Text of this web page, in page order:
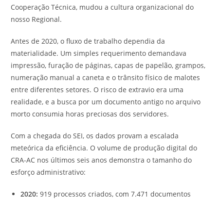
Cooperação Técnica, mudou a cultura organizacional do
nosso Regional.
Antes de 2020, o fluxo de trabalho dependia da
materialidade. Um simples requerimento demandava
impressão, furação de páginas, capas de papelão, grampos,
numeração manual a caneta e o trânsito físico de malotes
entre diferentes setores. O risco de extravio era uma
realidade, e a busca por um documento antigo no arquivo
morto consumia horas preciosas dos servidores.
Com a chegada do SEI, os dados provam a escalada
meteórica da eficiência. O volume de produção digital do
CRA-AC nos últimos seis anos demonstra o tamanho do
esforço administrativo:
2020: 919 processos criados, com 7.471 documentos